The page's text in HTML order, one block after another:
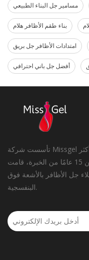
مسامير جل البناء الطبيعي
بناء طقم الأظافر هلام
امتدادات الأظافر جل بريق
أفضل جل باني احترافي
تأسست شركة Missgel في عام 2011 ويقع مقرها في الصين. مع أكثر
من 15 عامًا من الخبرة، قامت Missgel بتطوير أحد أكبر المصانع ذات
جل الأظافر بالأشعة فوق
البنفسجية.